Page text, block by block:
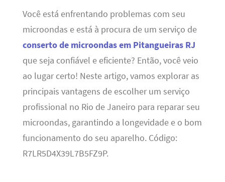
Você está enfrentando problemas com seu
microondas e está à procura de um serviço de
conserto de microondas em Pitangueiras RJ
que seja confiável e eficiente? Então, você veio
ao lugar certo! Neste artigo, vamos explorar as
principais vantagens de escolher um serviço
profissional no Rio de Janeiro para reparar seu
microondas, garantindo a longevidade e o bom
funcionamento do seu aparelho. Código:
R7LR5D4X39L7B5FZ9P.